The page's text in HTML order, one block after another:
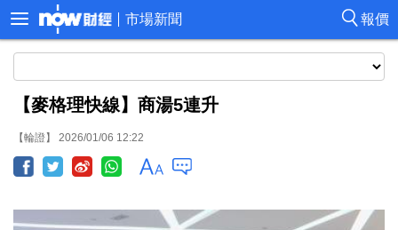
報價
市場新聞
【麥格理快線】商湯5連升
【輪證】 2026/01/06 12:22